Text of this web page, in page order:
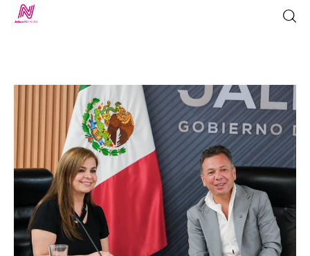
Inicio
TV en Vivo
Jalisco Noticias
Programación
Jalisco TV